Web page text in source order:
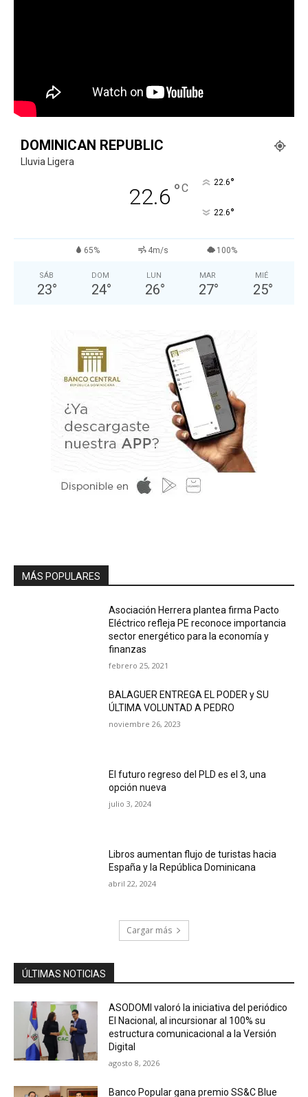
DOMINICAN REPUBLIC
Lluvia Ligera
22.6 °C 22.6°
22.6°
65% 4m/s 100%
SÁB
23°
DOM
24°
LUN
26°
MAR
27°
MIÉ
25°
MÁS POPULARES
Asociación Herrera plantea firma Pacto
Eléctrico refleja PE reconoce importancia
sector energético para la economía y
finanzas
febrero 25, 2021
BALAGUER ENTREGA EL PODER y SU
ÚLTIMA VOLUNTAD A PEDRO
noviembre 26, 2023
El futuro regreso del PLD es el 3, una
opción nueva
julio 3, 2024
Libros aumentan flujo de turistas hacia
España y la República Dominicana
abril 22, 2024
Cargar más
ÚLTIMAS NOTICIAS
ASODOMI valoró la iniciativa del periódico
El Nacional, al incursionar al 100% su
estructura comunicacional a la Versión
Digital
agosto 8, 2026
Banco Popular gana premio SS&C Blue